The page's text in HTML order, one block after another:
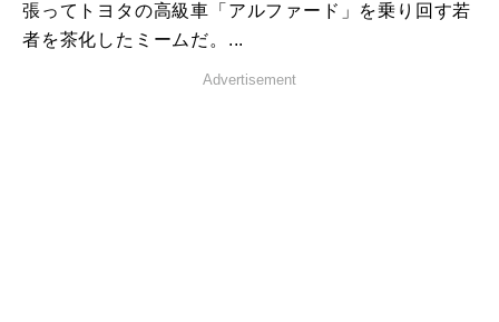
張ってトヨタの高級車「アルファード」を乗り回す若
者を茶化したミームだ。...
Advertisement